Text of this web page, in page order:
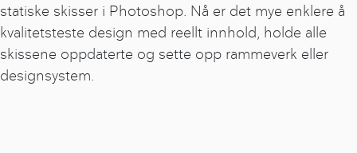
statiske skisser i Photoshop. Nå er det mye enklere å
kvalitetsteste design med reellt innhold, holde alle
skissene oppdaterte og sette opp rammeverk eller
designsystem.